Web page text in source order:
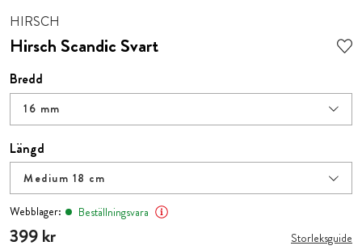
HIRSCH
Hirsch Scandic Svart
Bredd
16 mm
Längd
Medium 18 cm
Webblager: Beställningsvara
Pris:399 kr
399 kr Storleksguide